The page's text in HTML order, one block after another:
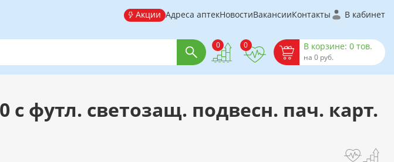
Акции Адреса аптекНовостиВакансииКонтакты В кабинет
0 0 В корзине: 0 тов.
на 0 руб.
футл. светозащ. подвесн. пач. карт.